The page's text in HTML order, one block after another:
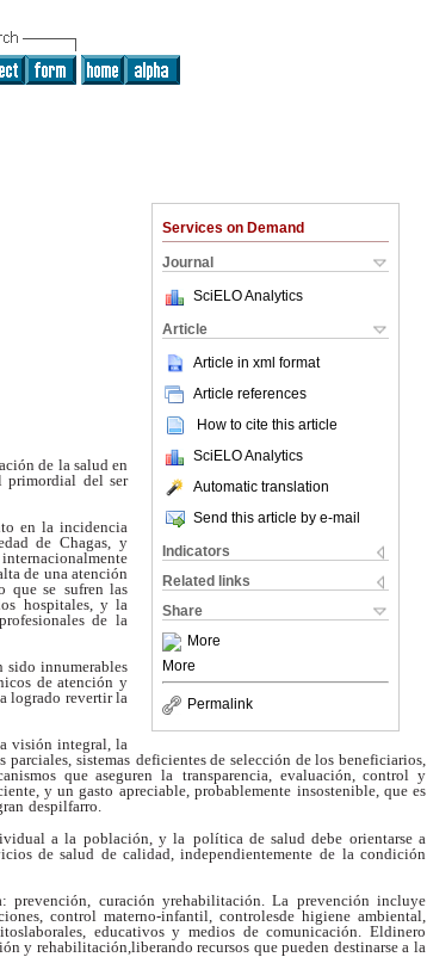
Services on Demand
Journal
SciELO Analytics
Article
Article in xml format
Article references
How to cite this article
SciELO Analytics
Automatic translation
Send this article by e-mail
Indicators
Related links
Share
More
More
Permalink
de la salud en
primordial del ser
en la incidencia
de Chagas, y
de una atención
que se sufren las
hospitales, y la
de la
sido innumerables
de atención y
logrado revertir la
visión integral, la
parciales, sistemas deficientes de selección de los beneficiarios,
que aseguren la transparencia, evaluación, control y
y un gasto apreciable, probablemente insostenible, que es
despilfarro.
a la población, y la política de salud debe orientarse a
de salud de calidad, independientemente de la condición
prevención, curación yrehabilitación. La prevención incluye
control materno-infantil, controlesde higiene ambiental,
educativos y medios de comunicación. Eldinero
y rehabilitación,liberando recursos que pueden destinarse a la